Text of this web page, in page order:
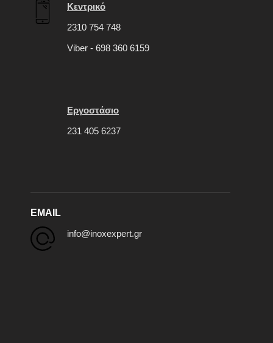
Κεντρικό
2310 754 748
Viber - 698 360 6159
Εργοστάσιο
231 405 6237
EMAIL
info@inoxexpert.gr